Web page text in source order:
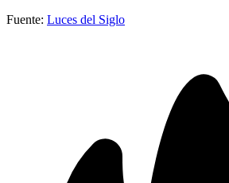
Fuente: Luces del Siglo